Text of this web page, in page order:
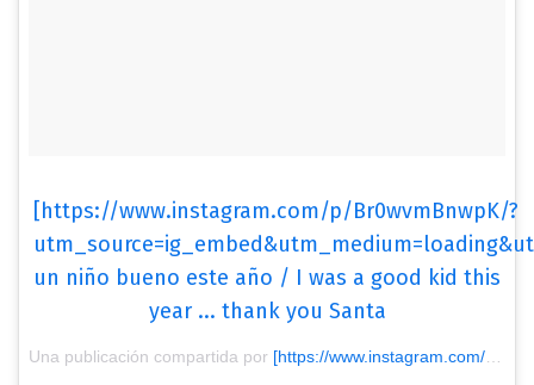
[https://www.instagram.com/p/Br0wvmBnwpK/?
un niño bueno este año / I was a good kid this
year ... thank you Santa
Una publicación compartida por [https://www.instagram.com/maluma/?utm_source=ig_embed&utm_medium=loading&utm_campaign=embed_loading_state_control] MALUMA